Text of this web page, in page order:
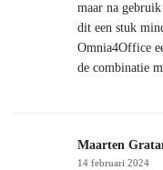
maar na
dit een stuk
Omnia4Office
de combinatie
Maarten
14 februari 2024